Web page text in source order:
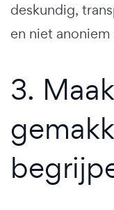
deskundig,
en niet
3.